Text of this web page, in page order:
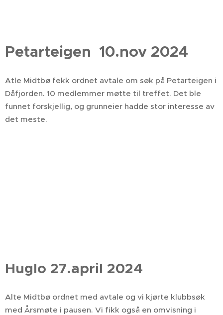
Petarteigen 10.nov 2024
Atle Midtbø fekk ordnet avtale om søk på Petarteigen i
Dåfjorden. 10 medlemmer møtte til treffet. Det ble
funnet forskjellig, og grunneier hadde stor interesse av
det meste.
Huglo 27.april 2024
Alte Midtbø ordnet med avtale og vi kjørte klubbsøk
med Årsmøte i pausen. Vi fikk også en omvisning i